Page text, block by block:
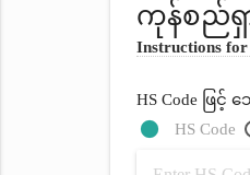
ကုန်စည်ရှာ
Instructions for
HS Code ဖ
HS Code